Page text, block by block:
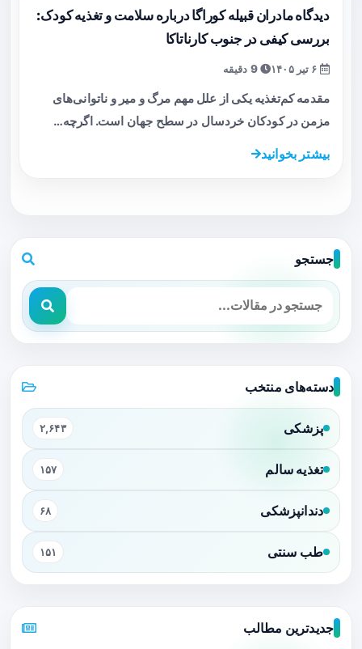
دیدگاه مادران قبیله کوراگا درباره سلامت و تغذیه کودک:
بررسی کیفی در جنوب کارناتاکا
9 دقیقه
مقدمه کم‌تغذیه یکی از علل مهم مرگ و میر و ناتوانی‌های
مزمن در کودکان خردسال در سطح جهان است. اگرچه…
بیشتر بخوانید
جستجو
دسته‌های منتخب
پزشکی ۲,۶۴۳
تغذیه سالم ۱۵۷
دندانپزشکی ۶۸
طب سنتی ۱۵۱
جدیدترین مطالب